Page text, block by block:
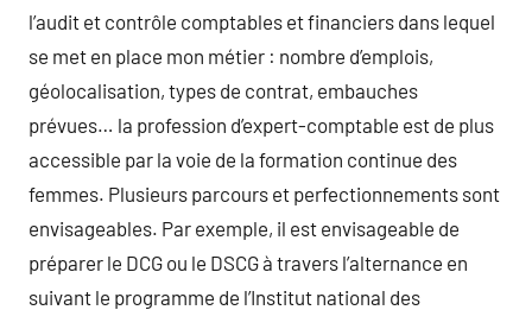
l’audit et contrôle comptables et financiers dans lequel
se met en place mon métier : nombre d’emplois,
géolocalisation, types de contrat, embauches
prévues… la profession d’expert-comptable est de plus
accessible par la voie de la formation continue des
femmes. Plusieurs parcours et perfectionnements sont
envisageables. Par exemple, il est envisageable de
préparer le DCG ou le DSCG à travers l’alternance en
suivant le programme de l’Institut national des